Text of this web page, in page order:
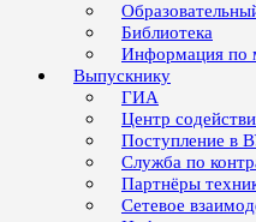
Библиотека
Информация по
Выпускнику
ГИА
Центр
Поступление в
Служба по
Партнёры
Сетевое